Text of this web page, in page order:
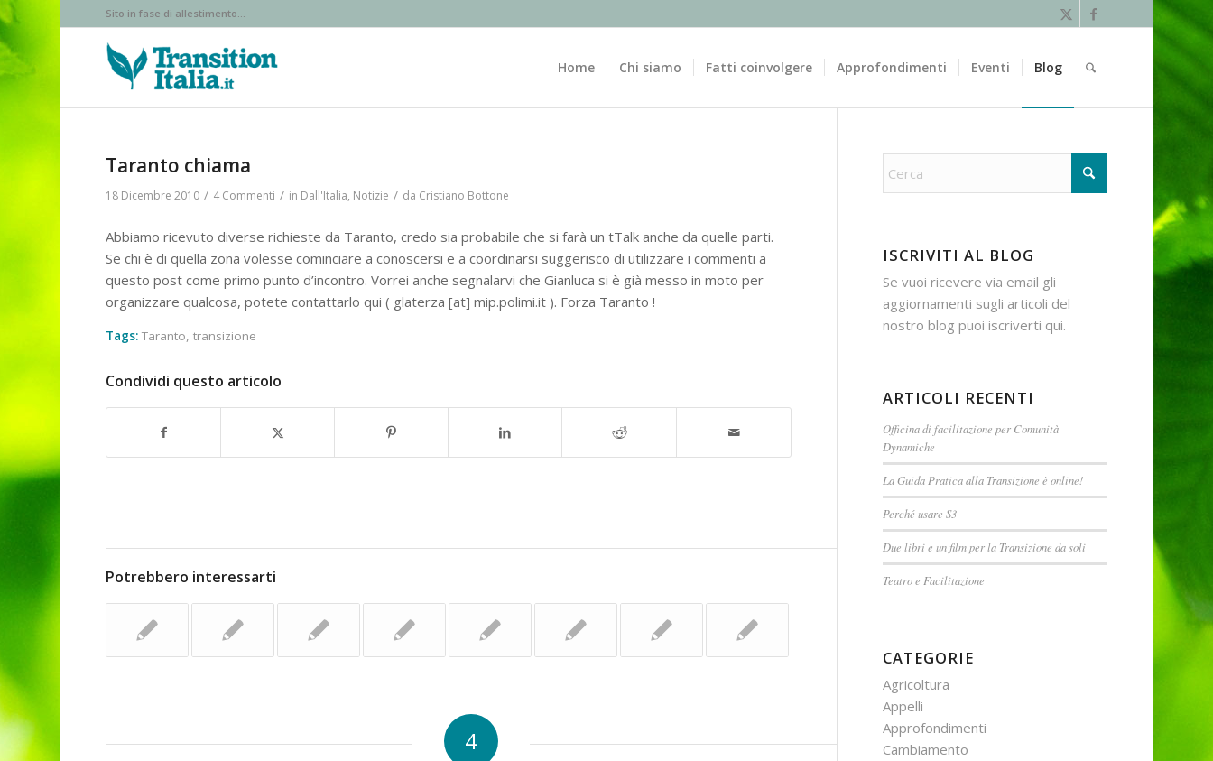
Sito in fase di allestimento...
Home Chi siamo Fatti coinvolgere Approfondimenti Eventi Blog
Taranto chiama
18 Dicembre 2010 / 4 Commenti / in Dall'Italia, Notizie / da Cristiano Bottone
Abbiamo ricevuto diverse richieste da Taranto, credo sia probabile che si farà un tTalk anche da quelle parti.
Se chi è di quella zona volesse cominciare a conoscersi e a coordinarsi suggerisco di utilizzare i commenti a
questo post come primo punto d’incontro. Vorrei anche segnalarvi che Gianluca si è già messo in moto per
organizzare qualcosa, potete contattarlo qui ( glaterza [at] mip.polimi.it ). Forza Taranto !
Tags: Taranto ,transizione
Condividi questo articolo
Potrebbero interessarti
4
ISCRIVITI AL BLOG
Se vuoi ricevere via email gli
aggiornamenti sugli articoli del
nostro blog puoi iscriverti qui.
ARTICOLI RECENTI
Officina di facilitazione per Comunità
Dynamiche
La Guida Pratica alla Transizione è online!
Perché usare S3
Due libri e un film per la Transizione da soli
Teatro e Facilitazione
CATEGORIE
Agricoltura
Appelli
Approfondimenti
Cambiamento